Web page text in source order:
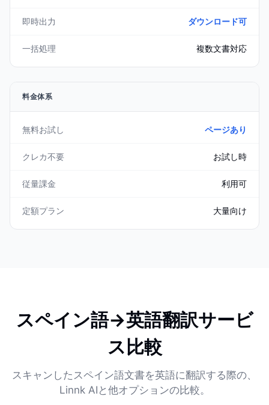
即時出力 ダウンロード可
一括処理 複数文書対応
料金体系
無料お試し ページあり
クレカ不要 お試し時
従量課金 利用可
定額プラン 大量向け
スペイン語→英語翻訳サービ
ス比較
スキャンしたスペイン語文書を英語に翻訳する際の、
Linnk AIと他オプションの比較。